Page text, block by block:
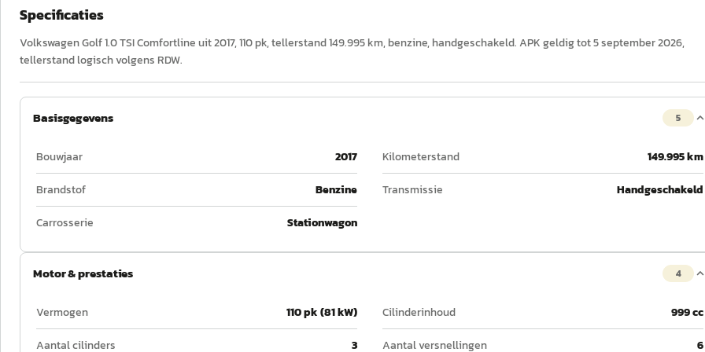
Specificaties
Volkswagen Golf 1.0 TSI Comfortline uit 2017, 110 pk, tellerstand 149.995 km, benzine, handgeschakeld. APK geldig tot 5 september 2026,
tellerstand logisch volgens RDW.
Basisgegevens 5
Bouwjaar 2017 Kilometerstand
149.995 km
Brandstof
Benzine Transmissie
Handgeschakeld
Carrosserie
Stationwagon
Motor & prestaties 4
Vermogen 110 pk (81 kW) Cilinderinhoud
999 cc
Aantal cilinders
3 Aantal versnellingen 6